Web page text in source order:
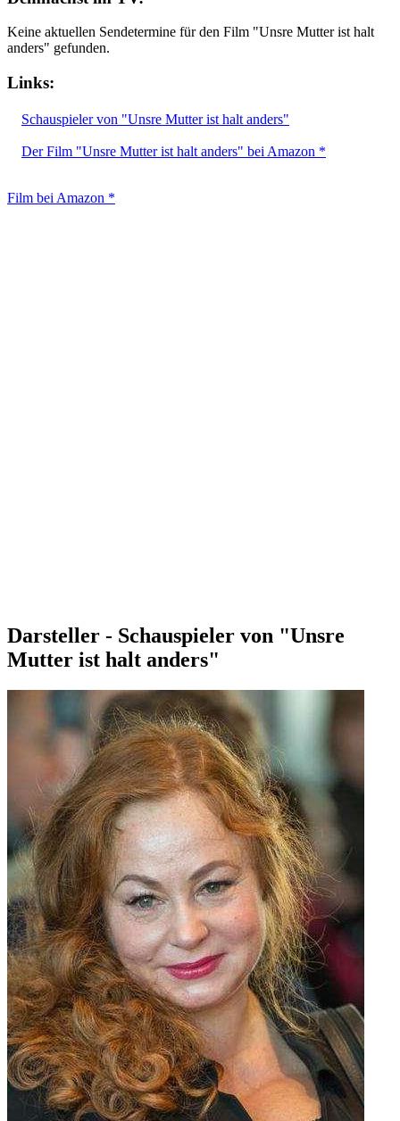
Keine aktuellen Sendetermine für den Film "Unsre Mutter ist halt
anders" gefunden.
Links:
Schauspieler von "Unsre Mutter ist halt anders"
Der Film "Unsre Mutter ist halt anders" bei Amazon *
Film bei Amazon *
Darsteller - Schauspieler von "Unsre
Mutter ist halt anders"